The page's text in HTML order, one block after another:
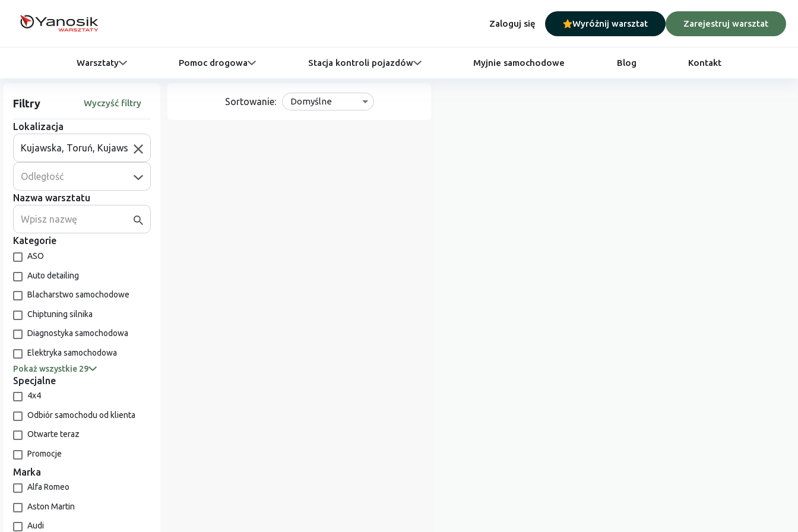
Zaloguj się Wyróżnij warsztat Zarejestruj warsztat
Warsztaty Pomoc drogowa Stacja kontroli pojazdów Myjnie samochodowe Blog Kontakt
Filtry Wyczyść filtry
Lokalizacja
Odległość
Nazwa warsztatu
Kategorie
ASO
Auto detailing
Blacharstwo samochodowe
Chiptuning silnika
Diagnostyka samochodowa
Elektryka samochodowa
Pokaż wszystkie 29
Specjalne
4x4
Odbiór samochodu od klienta
Otwarte teraz
Promocje
Marka
Alfa Romeo
Aston Martin
Audi
Sortowanie: Domyślne